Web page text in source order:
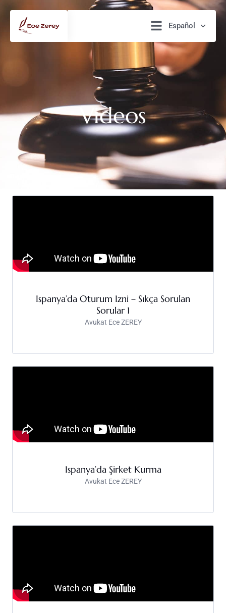
Español
Videos
Ispanya’da Oturum Izni – Sıkça Sorulan
Sorular 1
Avukat Ece ZEREY
Ispanya’da Şirket Kurma
Avukat Ece ZEREY